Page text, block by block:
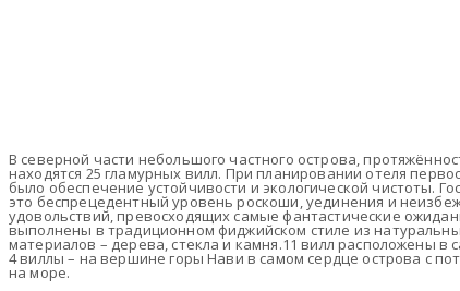
В северной части небольшого частного острова,
находятся 25 гламурных вилл. При планировании отеля
было обеспечение устойчивости и экологической чистоты.
это беспрецедентный уровень роскоши, уединения и
удовольствий, превосходящих самые фантастические
выполнены в традиционном фиджийском стиле из
материалов – дерева, стекла и камня.11 вилл расположены в
4 виллы – на вершине горы Нави в самом сердце острова с
на море.